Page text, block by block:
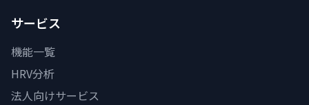
サービス
機能一覧
HRV分析
法人向けサービス